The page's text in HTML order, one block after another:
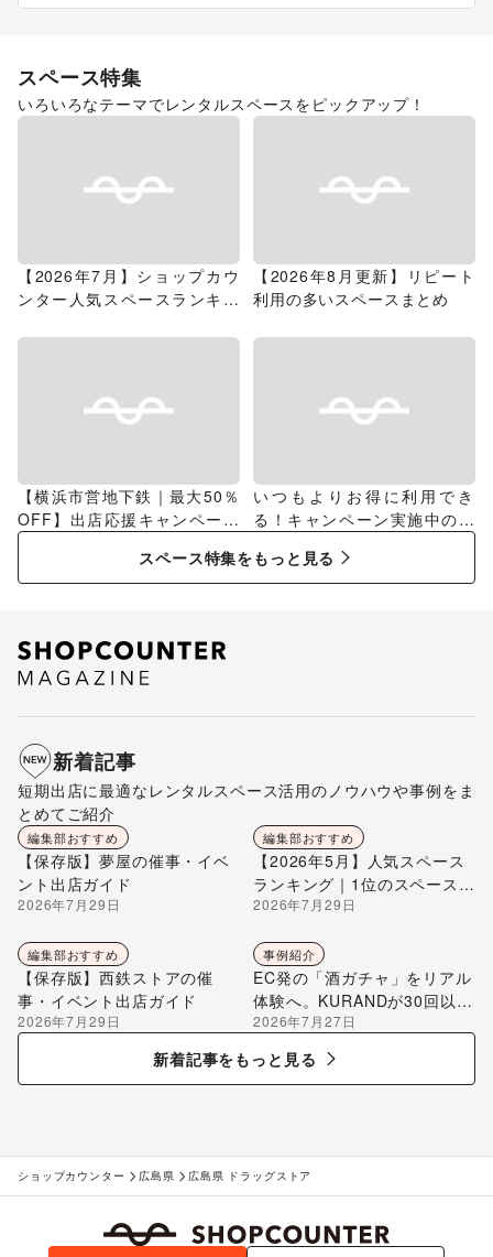
スペース特集
いろいろなテーマでレンタルスペースをピックアップ！
【2026年7月】ショップカウ
ンター人気スペースランキン
【2026年8月更新】リピート
利用の多いスペースまとめ
【横浜市営地下鉄｜最大50％
OFF】出店応援キャンペーン
特集
いつもよりお得に利用でき
る！キャンペーン実施中のス
スペース特集をもっと見る
新着記事
短期出店に最適なレンタルスペース活用のノウハウや事例をま
とめてご紹介
編集部おすすめ
【保存版】夢屋の催事・イベ
ント出店ガイド
2026年7月29日
編集部おすすめ
【2026年5月】人気スペース
ランキング｜1位のスペースを
編集部が解説
2026年7月29日
編集部おすすめ
【保存版】西鉄ストアの催
事・イベント出店ガイド
2026年7月29日
事例紹介
EC発の「酒ガチャ」をリアル
体験へ。KURANDが30回以上
のポップアップ出店で届け
る“新しいお酒との出会い”
2026年7月27日
新着記事をもっと見る
ショップカウンター 広島県 広島県 ドラッグストア